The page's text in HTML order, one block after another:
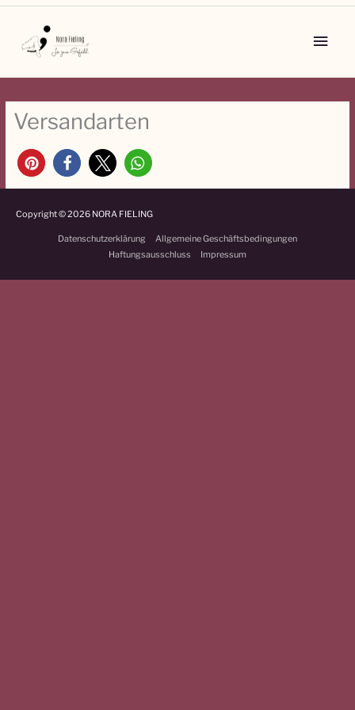
Zum
springen
Main
Versandarten
Copyright © 2026 NORA FIELING
Datenschutzerklärung
Allgemeine Geschäftsbedingungen
Haftungsausschluss
Impressum